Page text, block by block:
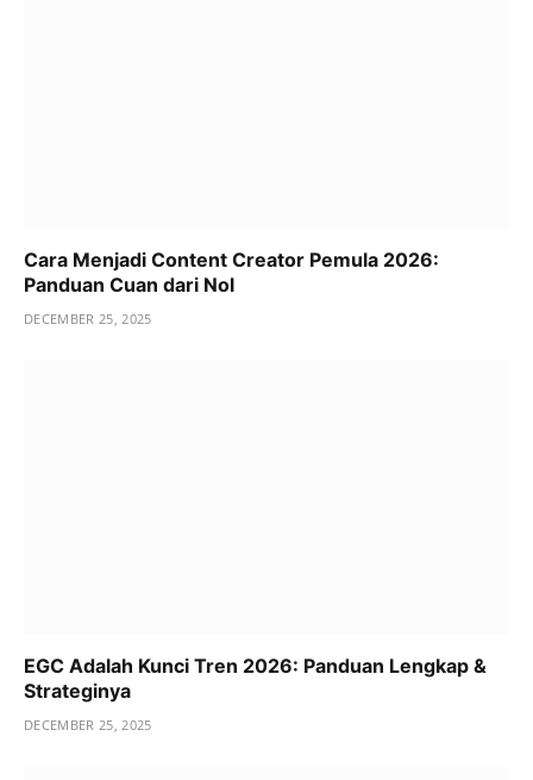
Cara Menjadi Content Creator Pemula 2026:
Panduan Cuan dari Nol
DECEMBER 25, 2025
EGC Adalah Kunci Tren 2026: Panduan Lengkap &
Strateginya
DECEMBER 25, 2025